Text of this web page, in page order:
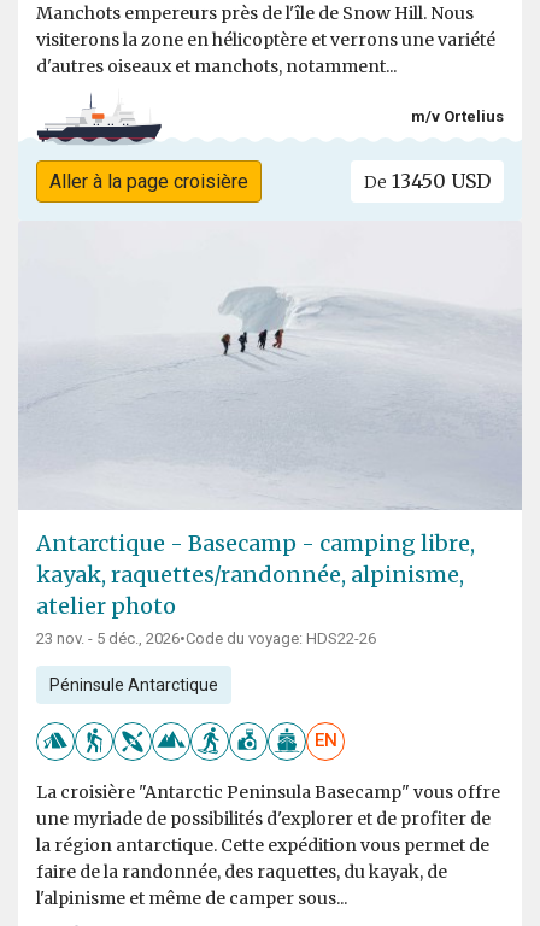
Manchots empereurs près de l'île de Snow Hill. Nous
visiterons la zone en hélicoptère et verrons une variété
d'autres oiseaux et manchots, notamment...
m/v Ortelius
Aller à la page croisière De 13450 USD
Antarctique - Basecamp - camping libre,
kayak, raquettes/randonnée, alpinisme,
atelier photo
23 nov. - 5 déc., 2026•Code du voyage: HDS22-26
Péninsule Antarctique
EN
La croisière "Antarctic Peninsula Basecamp" vous offre
une myriade de possibilités d'explorer et de profiter de
la région antarctique. Cette expédition vous permet de
faire de la randonnée, des raquettes, du kayak, de
l'alpinisme et même de camper sous...